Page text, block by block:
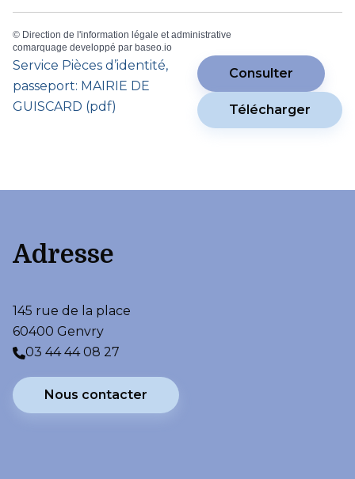
© Direction de l'information légale et administrative
comarquage developpé par baseo.io
Service Pièces d’identité,
passeport: MAIRIE DE
GUISCARD (pdf)
Consulter
Télécharger
Adresse
145 rue de la place
60400 Genvry
03 44 44 08 27
Nous contacter